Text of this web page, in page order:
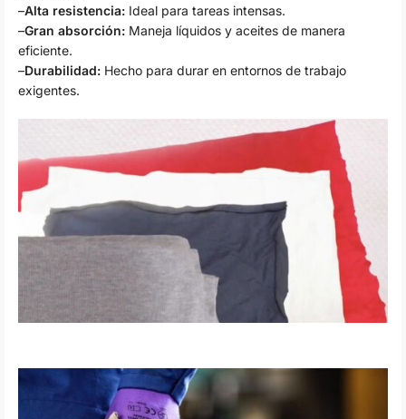
–Alta resistencia: Ideal para tareas intensas.
–Gran absorción: Maneja líquidos y aceites de manera
eficiente.
–Durabilidad: Hecho para durar en entornos de trabajo
exigentes.